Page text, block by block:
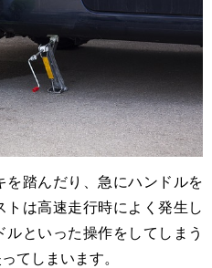
を踏んだり、急にハンドルを
は高速走行時によく発生し
といった操作をしてしまう
てしまいます。